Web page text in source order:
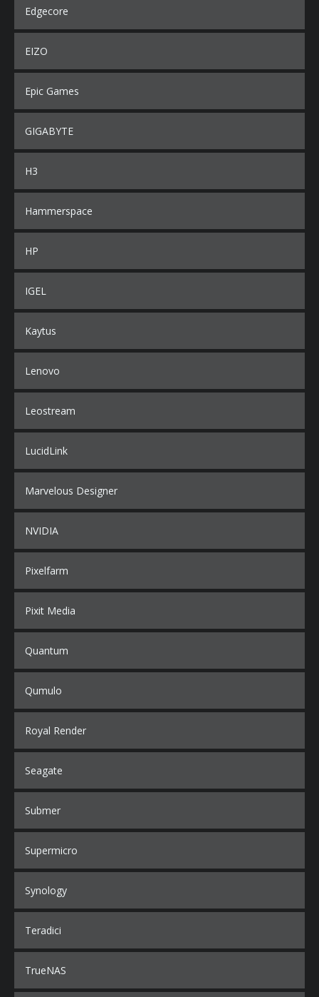
Edgecore
EIZO
Epic Games
GIGABYTE
H3
Hammerspace
HP
IGEL
Kaytus
Lenovo
Leostream
LucidLink
Marvelous Designer
NVIDIA
Pixelfarm
Pixit Media
Quantum
Qumulo
Royal Render
Seagate
Submer
Supermicro
Synology
Teradici
TrueNAS